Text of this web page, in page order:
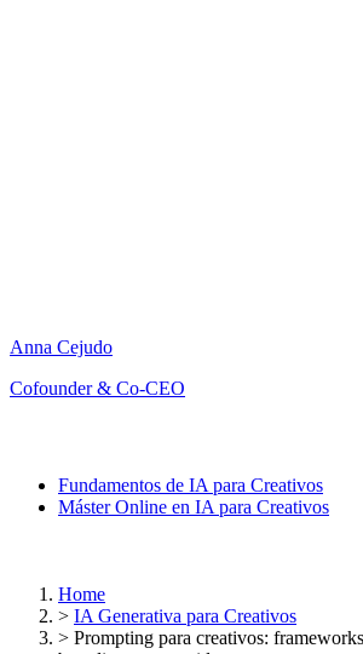
Anna Cejudo
Cofounder & Co-CEO
Fundamentos de IA para Creativos
Máster Online en IA para Creativos
Home
> IA Generativa para Creativos
> Prompting para creativos: